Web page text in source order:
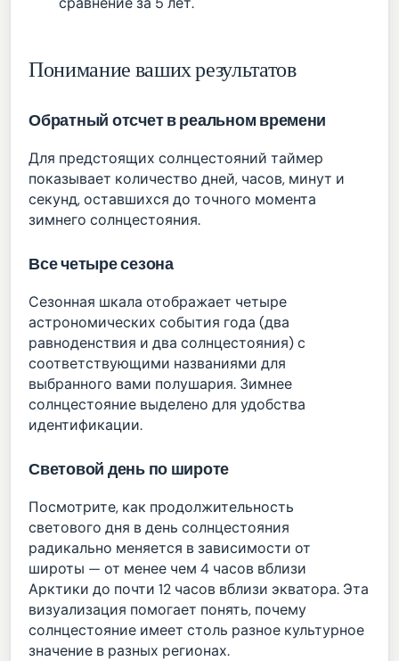
Понимание ваших результатов
Обратный отсчет в реальном времени
Для предстоящих солнцестояний таймер
показывает количество дней, часов, минут и
секунд, оставшихся до точного момента
зимнего солнцестояния.
Все четыре сезона
Сезонная шкала отображает четыре
астрономических события года (два
равноденствия и два солнцестояния) с
соответствующими названиями для
выбранного вами полушария. Зимнее
солнцестояние выделено для удобства
идентификации.
Световой день по широте
Посмотрите, как продолжительность
светового дня в день солнцестояния
радикально меняется в зависимости от
широты — от менее чем 4 часов вблизи
Арктики до почти 12 часов вблизи экватора. Эта
визуализация помогает понять, почему
солнцестояние имеет столь разное культурное
значение в разных регионах.